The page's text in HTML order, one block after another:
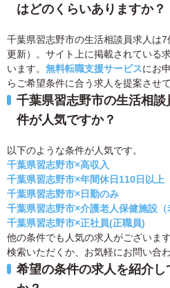
はどのくらいありますか？
千葉県習志野市の生活相談員求人は
更新）。サイト上に掲載されている
います。 無料転職支援サービスにお
らご希望条件に合う求人を提案させ
千葉県習志野市の生活相
件が人気ですか？
以下のような条件が人気です。
千葉県習志野市×高収入
千葉県習志野市×年間休日110日以上
千葉県習志野市×日勤のみ
千葉県習志野市×介護老人保健施設（
千葉県習志野市×正社員(正職員)
他の条件でも人気の求人がございま
検索いただくか、お気軽にお問い合
希望の条件の求人を紹介